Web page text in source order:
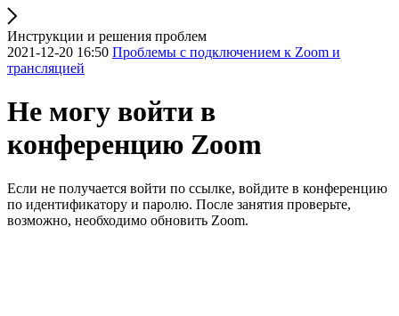
Инструкции и решения проблем
2021-12-20 16:50 Проблемы с подключением к Zoom и
трансляцией
Не могу войти в
конференцию Zoom
Если не получается войти по ссылке, войдите в конференцию
по идентификатору и паролю. После занятия проверьте,
возможно, необходимо обновить Zoom.